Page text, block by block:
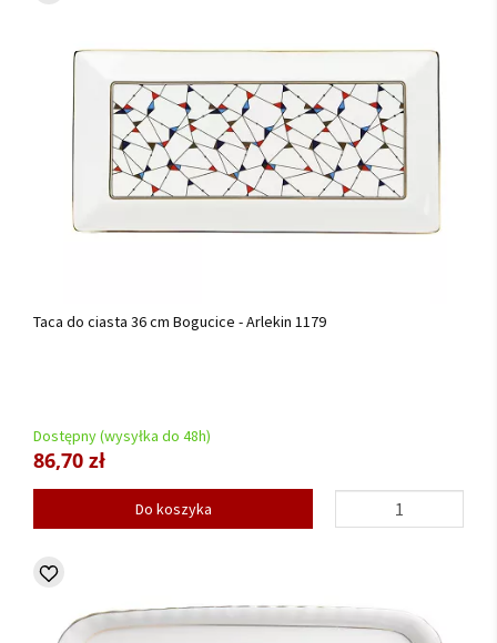
Taca do ciasta 36 cm Bogucice - Arlekin 1179
Dostępny (wysyłka do 48h)
86,70 zł
Do koszyka